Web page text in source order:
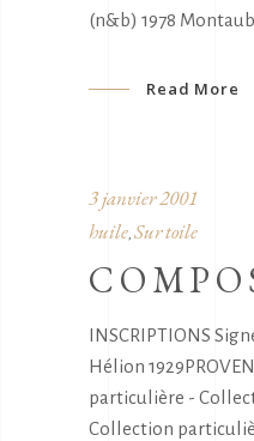
(n&b) 1978
Read More
3 janvier 2001
huile, Sur toile
INSCRIPTIONS
Hélion
particulière -
Collection